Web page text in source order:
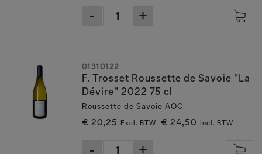
F. Trosset Roussette de Savoie "La
Dévire" 2022 75 cl
Roussette de Savoie AOC
€ 20,25 Excl. BTW € 24,50 Incl. BTW
01310122